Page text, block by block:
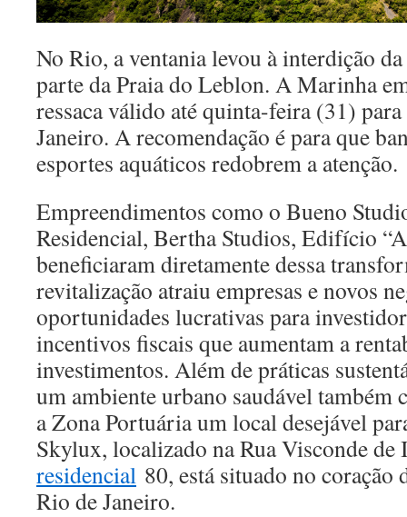
No Rio, a ventania levou à interdição
parte da Praia do Leblon. A Marinha
ressaca válido até quinta-feira (31)
Janeiro. A recomendação é para que
esportes aquáticos redobrem a atenção.
Empreendimentos como o Bueno
Residencial, Bertha Studios, Edifício
beneficiaram diretamente dessa
revitalização atraiu empresas e novos
oportunidades lucrativas para
incentivos fiscais que aumentam a
investimentos. Além de práticas
um ambiente urbano saudável
a Zona Portuária um local desejável
Skylux, localizado na Rua Visconde
residencial 80, está situado no
Rio de Janeiro.